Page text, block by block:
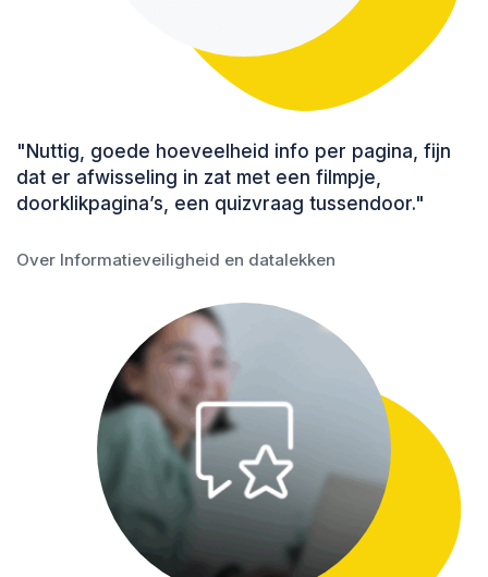
"Nuttig, goede hoeveelheid info per pagina, fijn
dat er afwisseling in zat met een filmpje,
doorklikpagina’s, een quizvraag tussendoor."
Over Informatieveiligheid en datalekken